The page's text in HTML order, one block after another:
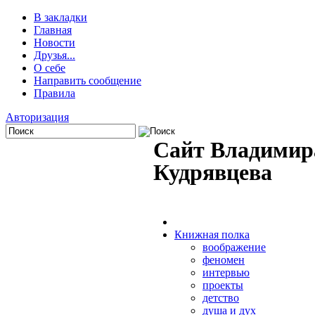
В закладки
Главная
Новости
Друзья...
О себе
Направить сообщение
Правила
Авторизация
Сайт
Кудрявцева
Книжная полка
воображение
феномен
интервью
проекты
детство
душа и дух